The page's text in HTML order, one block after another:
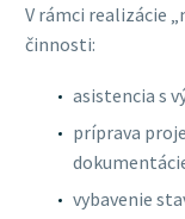
V rámci realizácie
činnosti:
asistencia s
príprava
vybavenie